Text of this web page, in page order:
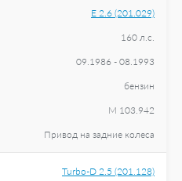
E 2.6 (201.029)
160 л.с.
09.1986 - 08.1993
бензин
M 103.942
Привод на задние колеса
Turbo-D 2.5 (201.128)